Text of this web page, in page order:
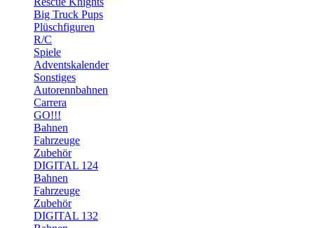
Big Truck Pups
Plüschfiguren
R/C
Spiele
Adventskalender
Sonstiges
Autorennbahnen
Carrera
GO!!!
Bahnen
Fahrzeuge
Zubehör
DIGITAL 124
Bahnen
Fahrzeuge
Zubehör
DIGITAL 132